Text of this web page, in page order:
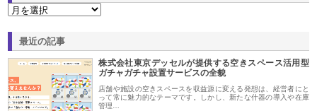
最近の記事
株式会社東京デッセルが提供する空きスペース活用型
ガチャガチャ設置サービスの全貌
店舗や施設の空きスペースを収益源に変える発想は、経営者にと
って常に魅力的なテーマです。しかし、新たな什器の導入や在庫
管理…